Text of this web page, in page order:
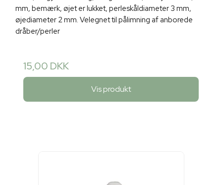
mm, bemærk, øjet er lukket, perleskåldiameter 3 mm,
øjediameter 2 mm. Velegnet til pålimning af anborede
dråber/perler
15,00 DKK
Vis produkt